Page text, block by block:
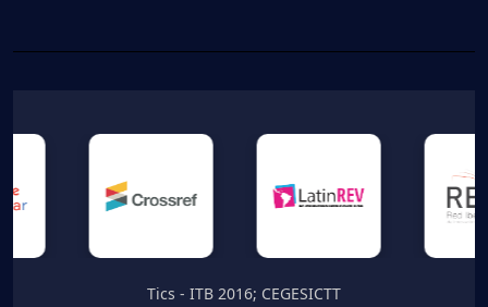
Tics - ITB 2016; CEGESICTT